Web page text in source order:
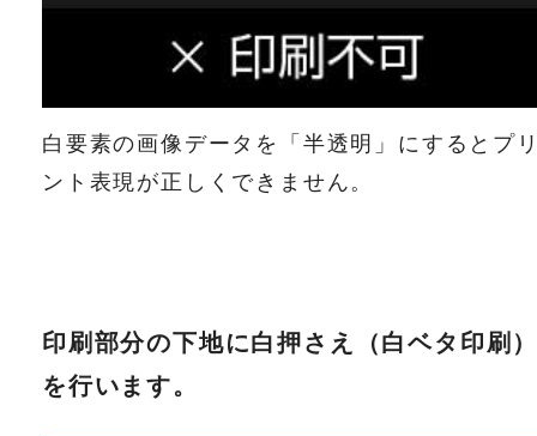
白要素の画像データを「半透明」にするとプ
ント表現が正しくできません。
印刷部分の下地に白押さえ（白ベタ印刷
を行います。